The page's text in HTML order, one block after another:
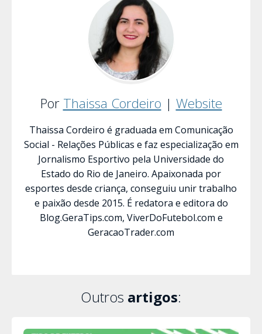
Por Thaissa Cordeiro | Website
Thaissa Cordeiro é graduada em Comunicação
Social - Relações Públicas e faz especialização em
Jornalismo Esportivo pela Universidade do
Estado do Rio de Janeiro. Apaixonada por
esportes desde criança, conseguiu unir trabalho
e paixão desde 2015. É redatora e editora do
Blog.GeraTips.com, ViverDoFutebol.com e
GeracaoTrader.com
Outros artigos: